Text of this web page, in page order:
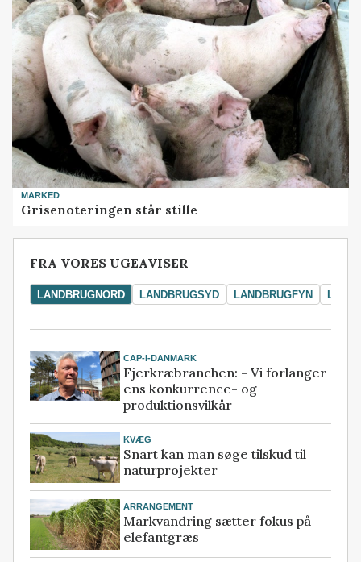
MARKED
Grisenoteringen står stille
FRA VORES UGEAVISER
LANDBRUGNORD LANDBRUGSYD LANDBRUGFYN
CAP-I-DANMARK
Fjerkræbranchen: - Vi forlanger
ens konkurrence- og
produktionsvilkår
KVÆG
Snart kan man søge tilskud til
naturprojekter
ARRANGEMENT
Markvandring sætter fokus på
elefantgræs